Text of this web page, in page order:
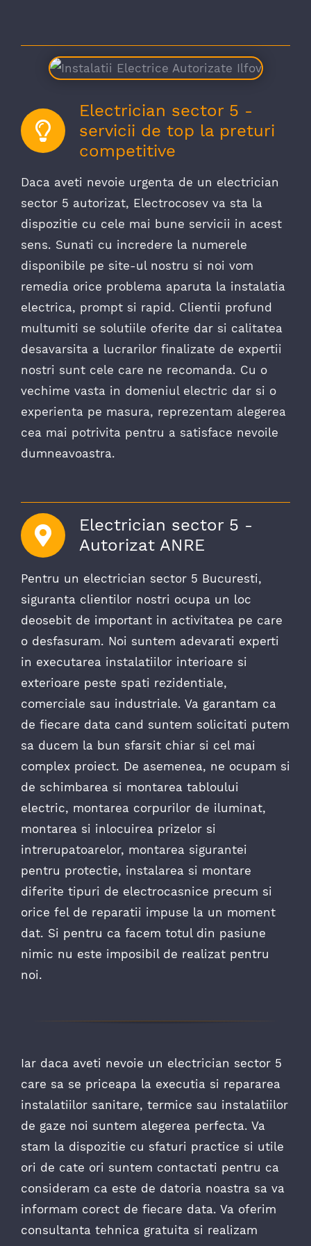
Electrician sector 5 -
servicii de top la preturi
competitive
Daca aveti nevoie urgenta de un electrician
sector 5 autorizat, Electrocosev va sta la
dispozitie cu cele mai bune servicii in acest
sens. Sunati cu incredere la numerele
disponibile pe site-ul nostru si noi vom
remedia orice problema aparuta la instalatia
electrica, prompt si rapid. Clientii profund
multumiti se solutiile oferite dar si calitatea
desavarsita a lucrarilor finalizate de expertii
nostri sunt cele care ne recomanda. Cu o
vechime vasta in domeniul electric dar si o
experienta pe masura, reprezentam alegerea
cea mai potrivita pentru a satisface nevoile
dumneavoastra.
Electrician sector 5 -
Autorizat ANRE
Pentru un electrician sector 5 Bucuresti,
siguranta clientilor nostri ocupa un loc
deosebit de important in activitatea pe care
o desfasuram. Noi suntem adevarati experti
in executarea instalatiilor interioare si
exterioare peste spati rezidentiale,
comerciale sau industriale. Va garantam ca
de fiecare data cand suntem solicitati putem
sa ducem la bun sfarsit chiar si cel mai
complex proiect. De asemenea, ne ocupam si
de schimbarea si montarea tabloului
electric, montarea corpurilor de iluminat,
montarea si inlocuirea prizelor si
intrerupatoarelor, montarea sigurantei
pentru protectie, instalarea si montare
diferite tipuri de electrocasnice precum si
orice fel de reparatii impuse la un moment
dat. Si pentru ca facem totul din pasiune
nimic nu este imposibil de realizat pentru
noi.
Iar daca aveti nevoie un electrician sector 5
care sa se priceapa la executia si repararea
instalatiilor sanitare, termice sau instalatiilor
de gaze noi suntem alegerea perfecta. Va
stam la dispozitie cu sfaturi practice si utile
ori de cate ori suntem contactati pentru ca
consideram ca este de datoria noastra sa va
informam corect de fiecare data. Va oferim
consultanta tehnica gratuita si realizam